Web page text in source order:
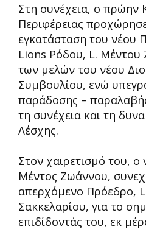
Στη συνέχεια, ο πρώην
Περιφέρειας
εγκατάσταση του νέου
Lions Ρόδου, L. Μέντου
των μελών του νέου
Συμβουλίου, ενώ
παράδοσης –
τη συνέχεια και τη
Λέσχης.
Στον χαιρετισμό του, ο
Μέντος Ζωάννου,
απερχόμενο Πρόεδρο,
Σακκελαρίου, για το
επιδίδοντάς του, εκ